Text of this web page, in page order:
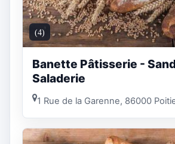
(4)
Banette Pâtisserie -
Saladerie
1 Rue de la Garenne, 86000